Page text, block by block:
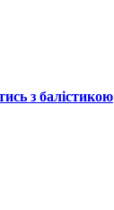
з балістикою